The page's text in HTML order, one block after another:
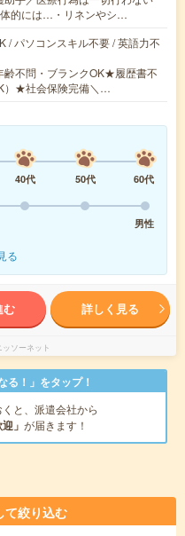
的には…・リネンやシ…
/ パソコンスキル不要 / 英語力不
不問・ブランクOK★履歴書不
）★社会保険完備＼…
40代 50代
60代
男性
る
む 詳しく見る
ソーネット
！」をタップ！
と、派遣会社から
」 が届きます！
て絞り込む